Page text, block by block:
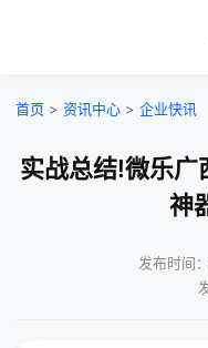
首页 > 资讯中心 > 企业快讯
实战总结!微乐广
神
发布时间